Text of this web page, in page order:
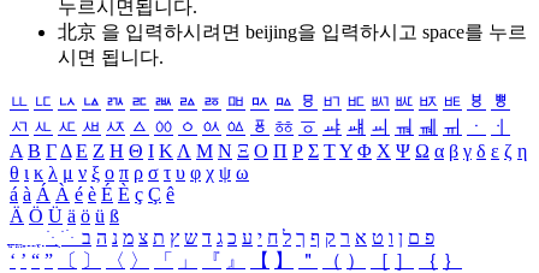
누르시면됩니다.
北京 을 입력하시려면 beijing을 입력하시고 space를 누르
시면 됩니다.
ㅥ ㅦ ㅧ ㅨ ㅩ ㅪ ㅫ ㅬ ㅭ ㅮ ㅯ ㅰ ㅱ ㅲ ㅳ ㅴ ㅵ ㅶ ㅷ ㅸ
ㅹ
ㅺ ㅻ ㅼ ㅽ ㅾ ㅿ ㆀ ㆁ ㆂ ㆃ ㆄ ㆅ ㆆ ㆇ ㆈ ㆉ ㆊ ㆋ ㆌ ㆍ
ㆎ
Α Β ΓΔ Ε Ζ Η Θ Ι ΚΛ Μ Ν Ξ Ο Π Ρ Σ ΤΥ Φ Χ Ψ Ω α β γ δ ε ζ η
θ ι κ λ μ ν ξ ο π ρ σ τ υ φ χ ψ ω
á à Á À é è É È ç Ç ê
Ä Ö Ü ä ö ü ß
ִֶֹ ֻּ ׁׂ פ ם ן ו ט א ר ק ף ך ל ח י ע כ ג ד ש ץ ת צ מ נ ה ב
‘ ’ “ ” 〔 〕 〈 〉 「 」 『 』 【 】 ＂ （ ） ［ ］ ｛ ｝